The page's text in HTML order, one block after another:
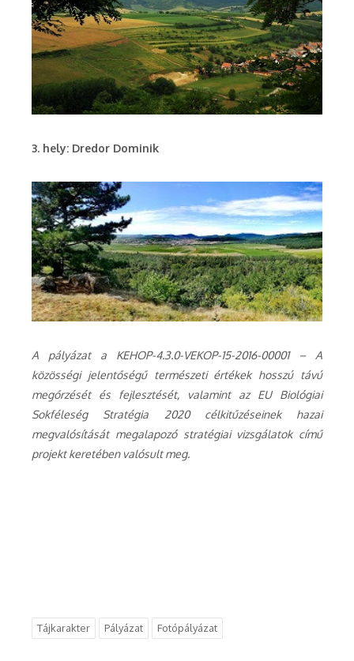
3. hely: Dredor Dominik
A pályázat a KEHOP-4.3.0-VEKOP-15-2016-00001 – A
közösségi jelentőségű természeti értékek hosszú távú
megőrzését és fejlesztését, valamint az EU Biológiai
Sokféleség Stratégia 2020 célkitűzéseinek hazai
megvalósítását megalapozó stratégiai vizsgálatok című
projekt keretében valósult meg.
Tájkarakter Pályázat Fotópályázat